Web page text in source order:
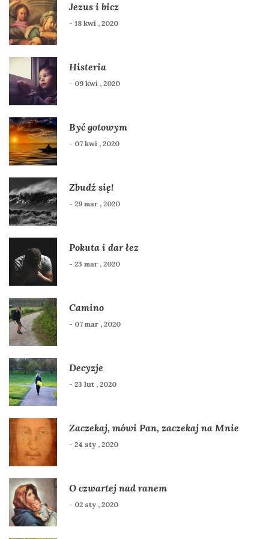
Jezus i bicz
- 18 kwi , 2020
Histeria
- 09 kwi , 2020
Być gotowym
- 07 kwi , 2020
Zbudź się!
- 29 mar , 2020
Pokuta i dar łez
- 23 mar , 2020
Camino
- 07 mar , 2020
Decyzje
- 23 lut , 2020
Zaczekaj, mówi Pan, zaczekaj na Mnie
- 24 sty , 2020
O czwartej nad ranem
- 02 sty , 2020